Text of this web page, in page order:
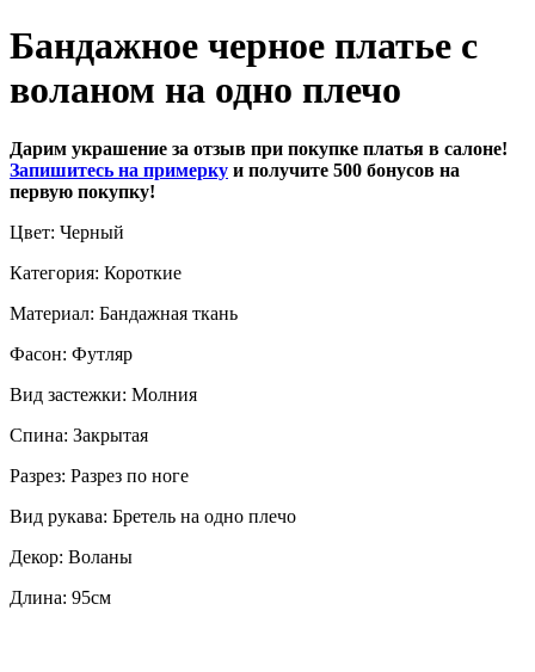
Бандажное черное платье с
воланом на одно плечо
Дарим украшение за отзыв при покупке платья в салоне!
Запишитесь на примерку и получите 500 бонусов на
первую покупку!
Цвет: Черный
Категория: Короткие
Материал: Бандажная ткань
Фасон: Футляр
Вид застежки: Молния
Спина: Закрытая
Разрез: Разрез по ноге
Вид рукава: Бретель на одно плечо
Декор: Воланы
Длина: 95см